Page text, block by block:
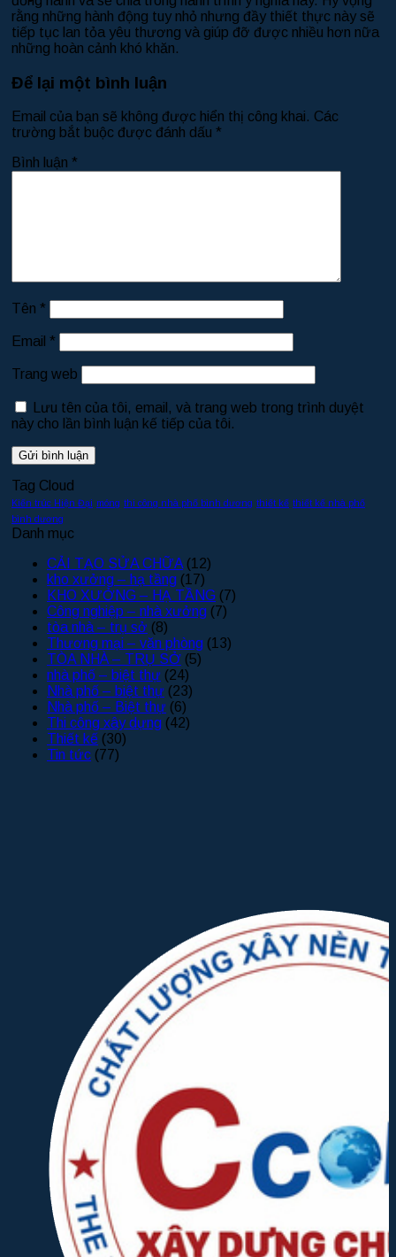
rằng những hành động tuy nhỏ nhưng đầy thiết thực này sẽ
tiếp tục lan tỏa yêu thương và giúp đỡ được nhiều hơn nữa
những hoàn cảnh khó khăn.
Để lại một bình luận
Email của bạn sẽ không được hiển thị công khai. Các
trường bắt buộc được đánh dấu *
Bình luận *
Tên *
Email *
Trang web
Lưu tên của tôi, email, và trang web trong trình duyệt
này cho lần bình luận kế tiếp của tôi.
Tag Cloud
Kiến trúc Hiện Đại móng thi công nhà phố bình dương thiết kế thiết kế nhà phố
bình dương
Danh mục
CẢI TẠO SỬA CHỮA (12)
kho xưởng – hạ tầng (17)
KHO XƯỞNG – HẠ TẦNG (7)
Công nghiệp – nhà xưởng (7)
tòa nhà – trụ sở (8)
Thương mại – văn phòng (13)
TÒA NHÀ – TRỤ SỞ (5)
nhà phố – biệt thự (24)
Nhà phố – biệt thự (23)
Nhà phố – Biệt thự (6)
Thi công xây dựng (42)
Thiết kế (30)
Tin tức (77)